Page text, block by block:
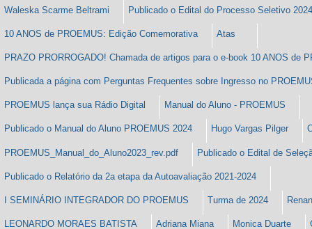
Waleska Scarme Beltrami Publicado o Edital do Processo Seletivo
10 ANOS de PROEMUS: Edição Comemorativa Atas
PRAZO PRORROGADO! Chamada de artigos para o e-book 10 ANOS de
Publicada a página com Perguntas Frequentes sobre Ingresso no
PROEMUS lança sua Rádio Digital Manual do Aluno - PROEMUS
Publicado o Manual do Aluno PROEMUS 2024 Hugo Vargas Pilger
PROEMUS_Manual_do_Aluno2023_rev.pdf Publicado o Edital de
Publicado o Relatório da 2a etapa da Autoavaliação 2021-2024
I SEMINÁRIO INTEGRADOR DO PROEMUS Turma de 2024
LEONARDO MORAES BATISTA Adriana Miana Monica Duarte